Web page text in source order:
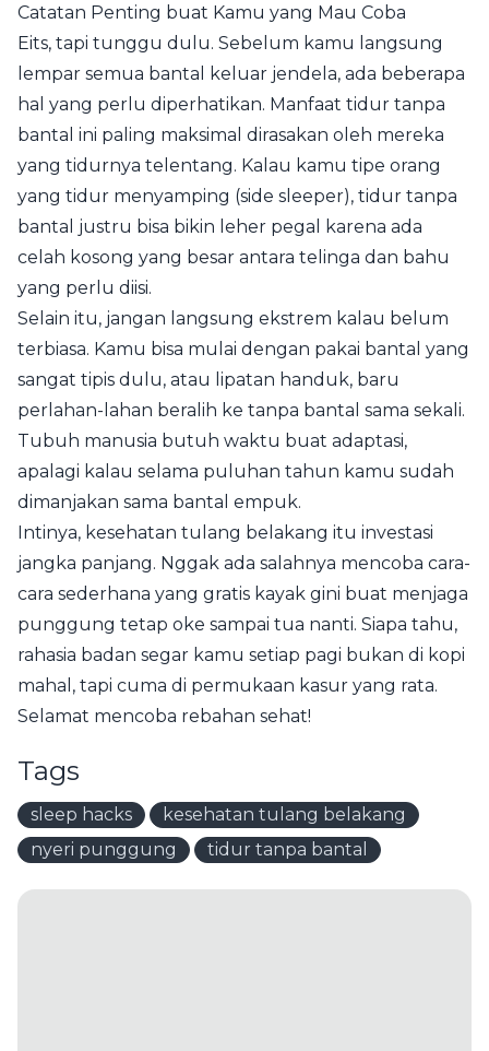
Catatan Penting buat Kamu yang Mau Coba
Eits, tapi tunggu dulu. Sebelum kamu langsung
lempar semua bantal keluar jendela, ada beberapa
hal yang perlu diperhatikan. Manfaat tidur tanpa
bantal ini paling maksimal dirasakan oleh mereka
yang tidurnya telentang. Kalau kamu tipe orang
yang tidur menyamping (side sleeper), tidur tanpa
bantal justru bisa bikin leher pegal karena ada
celah kosong yang besar antara telinga dan bahu
yang perlu diisi.
Selain itu, jangan langsung ekstrem kalau belum
terbiasa. Kamu bisa mulai dengan pakai bantal yang
sangat tipis dulu, atau lipatan handuk, baru
perlahan-lahan beralih ke tanpa bantal sama sekali.
Tubuh manusia butuh waktu buat adaptasi,
apalagi kalau selama puluhan tahun kamu sudah
dimanjakan sama bantal empuk.
Intinya, kesehatan tulang belakang itu investasi
jangka panjang. Nggak ada salahnya mencoba cara-
cara sederhana yang gratis kayak gini buat menjaga
punggung tetap oke sampai tua nanti. Siapa tahu,
rahasia badan segar kamu setiap pagi bukan di kopi
mahal, tapi cuma di permukaan kasur yang rata.
Selamat mencoba rebahan sehat!
Tags
sleep hacks
kesehatan tulang belakang
nyeri punggung
tidur tanpa bantal